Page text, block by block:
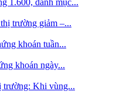
trường giảm –...
khoán tuần...
khoán ngày...
trường: Khi vùng...